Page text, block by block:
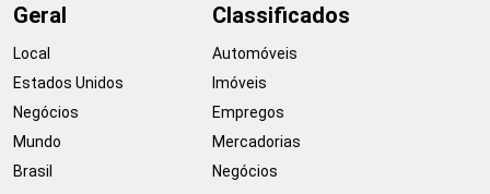
Geral
Local
Estados Unidos
Negócios
Mundo
Brasil
Classificados
Automóveis
Imóveis
Empregos
Mercadorias
Negócios